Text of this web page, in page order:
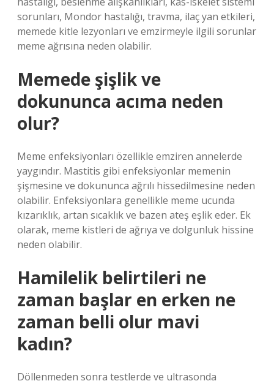
sorunları, Mondor hastalığı, travma, ilaç yan etkileri,
memede kitle lezyonları ve emzirmeyle ilgili sorunlar
meme ağrısına neden olabilir.
Memede şişlik ve
dokununca acıma neden
olur?
Meme enfeksiyonları özellikle emziren annelerde
yaygındır. Mastitis gibi enfeksiyonlar memenin
şişmesine ve dokununca ağrılı hissedilmesine neden
olabilir. Enfeksiyonlara genellikle meme ucunda
kızarıklık, artan sıcaklık ve bazen ateş eşlik eder. Ek
olarak, meme kistleri de ağrıya ve dolgunluk hissine
neden olabilir.
Hamilelik belirtileri ne
zaman başlar en erken ne
zaman belli olur mavi
kadın?
Döllenmeden sonra testlerde ve ultrasonda